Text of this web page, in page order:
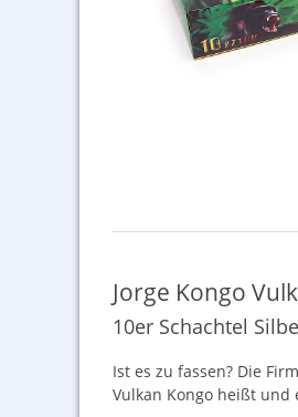
Jorge Kongo
10er Schachtel
Ist es zu fassen? Die
Vulkan Kongo heißt